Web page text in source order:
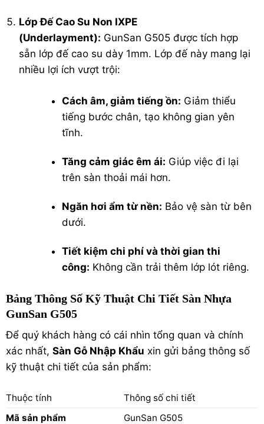
Lớp Đế Cao Su Non IXPE
(Underlayment): GunSan G505 được tích hợp
sẵn lớp đế cao su dày 1mm. Lớp đế này mang lại
nhiều lợi ích vượt trội:
Cách âm, giảm tiếng ồn: Giảm thiểu
tiếng bước chân, tạo không gian yên
tĩnh.
Tăng cảm giác êm ái: Giúp việc đi lại
trên sàn thoải mái hơn.
Ngăn hơi ẩm từ nền: Bảo vệ sàn từ bên
dưới.
Tiết kiệm chi phí và thời gian thi
công: Không cần trải thêm lớp lót riêng.
Bảng Thông Số Kỹ Thuật Chi Tiết Sàn Nhựa
GunSan G505
Để quý khách hàng có cái nhìn tổng quan và chính
xác nhất, Sàn Gỗ Nhập Khẩu xin gửi bảng thông số
kỹ thuật chi tiết của sản phẩm:
Thuộc tính
Thông số chi tiết
Mã sản phẩm
GunSan G505